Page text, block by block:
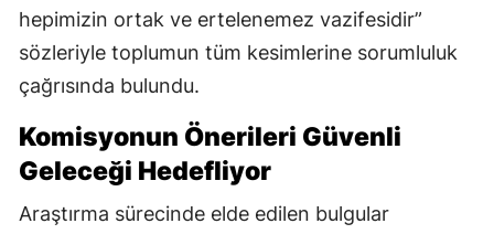
hepimizin ortak ve ertelenemez vazifesidir”
sözleriyle toplumun tüm kesimlerine sorumluluk
çağrısında bulundu.
Komisyonun Önerileri Güvenli
Geleceği Hedefliyor
Araştırma sürecinde elde edilen bulgular